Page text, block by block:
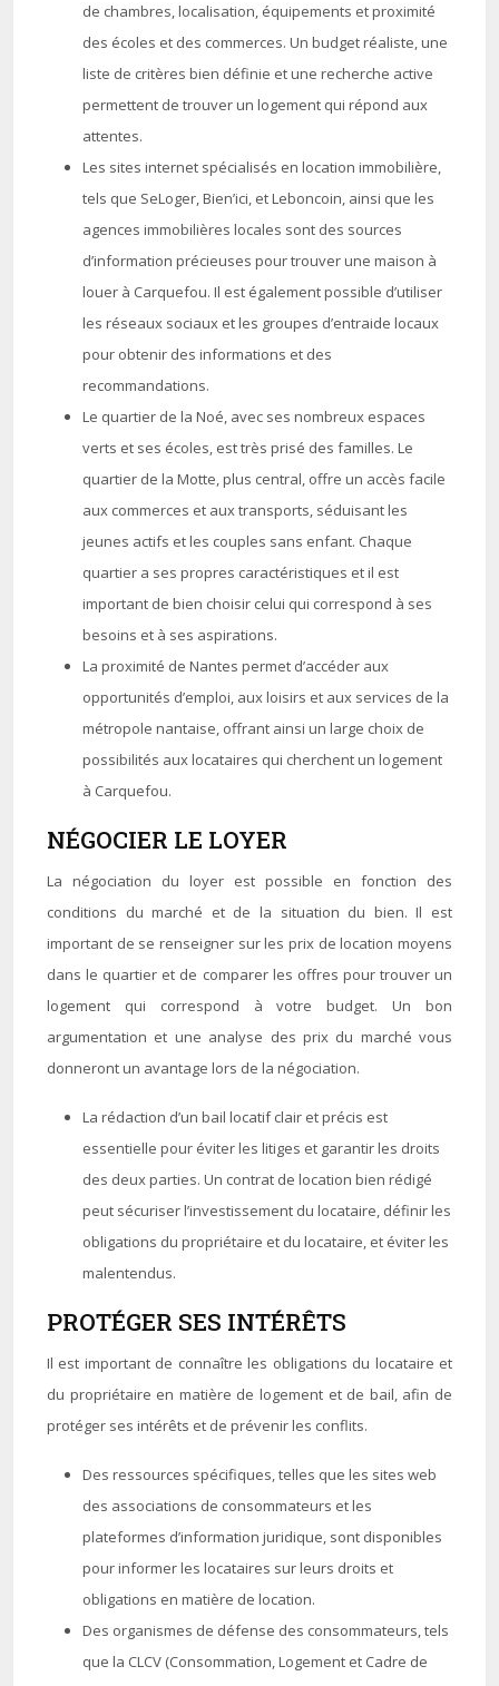
de chambres, localisation, équipements et proximité
des écoles et des commerces. Un budget réaliste, une
liste de critères bien définie et une recherche active
permettent de trouver un logement qui répond aux
attentes.
Les sites internet spécialisés en location immobilière,
tels que SeLoger, Bien’ici, et Leboncoin, ainsi que les
agences immobilières locales sont des sources
d’information précieuses pour trouver une maison à
louer à Carquefou. Il est également possible d’utiliser
les réseaux sociaux et les groupes d’entraide locaux
pour obtenir des informations et des
recommandations.
Le quartier de la Noé, avec ses nombreux espaces
verts et ses écoles, est très prisé des familles. Le
quartier de la Motte, plus central, offre un accès facile
aux commerces et aux transports, séduisant les
jeunes actifs et les couples sans enfant. Chaque
quartier a ses propres caractéristiques et il est
important de bien choisir celui qui correspond à ses
besoins et à ses aspirations.
La proximité de Nantes permet d’accéder aux
opportunités d’emploi, aux loisirs et aux services de la
métropole nantaise, offrant ainsi un large choix de
possibilités aux locataires qui cherchent un logement
à Carquefou.
NÉGOCIER LE LOYER
La négociation du loyer est possible en fonction des
conditions du marché et de la situation du bien. Il est
important de se renseigner sur les prix de location moyens
dans le quartier et de comparer les offres pour trouver un
logement qui correspond à votre budget. Un bon
argumentation et une analyse des prix du marché vous
donneront un avantage lors de la négociation.
La rédaction d’un bail locatif clair et précis est
essentielle pour éviter les litiges et garantir les droits
des deux parties. Un contrat de location bien rédigé
peut sécuriser l’investissement du locataire, définir les
obligations du propriétaire et du locataire, et éviter les
malentendus.
PROTÉGER SES INTÉRÊTS
Il est important de connaître les obligations du locataire et
du propriétaire en matière de logement et de bail, afin de
protéger ses intérêts et de prévenir les conflits.
Des ressources spécifiques, telles que les sites web
des associations de consommateurs et les
plateformes d’information juridique, sont disponibles
pour informer les locataires sur leurs droits et
obligations en matière de location.
Des organismes de défense des consommateurs, tels
que la CLCV (Consommation, Logement et Cadre de